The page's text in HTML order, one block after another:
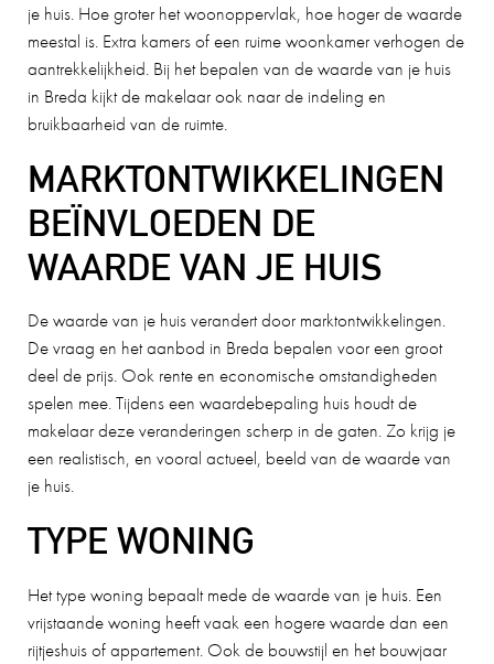
je huis. Hoe groter het woonoppervlak, hoe hoger de waarde
meestal is. Extra kamers of een ruime woonkamer verhogen de
aantrekkelijkheid. Bij het bepalen van de waarde van je huis
in Breda kijkt de makelaar ook naar de indeling en
bruikbaarheid van de ruimte.
MARKTONTWIKKELINGEN
BEÏNVLOEDEN DE
WAARDE VAN JE HUIS
De waarde van je huis verandert door marktontwikkelingen.
De vraag en het aanbod in Breda bepalen voor een groot
deel de prijs. Ook rente en economische omstandigheden
spelen mee. Tijdens een waardebepaling huis houdt de
makelaar deze veranderingen scherp in de gaten. Zo krijg je
een realistisch, en vooral actueel, beeld van de waarde van
je huis.
TYPE WONING
Het type woning bepaalt mede de waarde van je huis. Een
vrijstaande woning heeft vaak een hogere waarde dan een
rijtjeshuis of appartement. Ook de bouwstijl en het bouwjaar